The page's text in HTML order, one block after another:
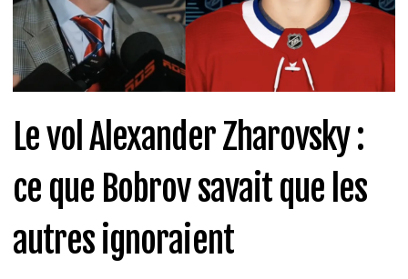
Le vol Alexander Zharovsky :
ce que Bobrov savait que les
autres ignoraient